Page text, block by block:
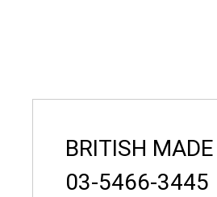
BRITISH
03-5466-3445